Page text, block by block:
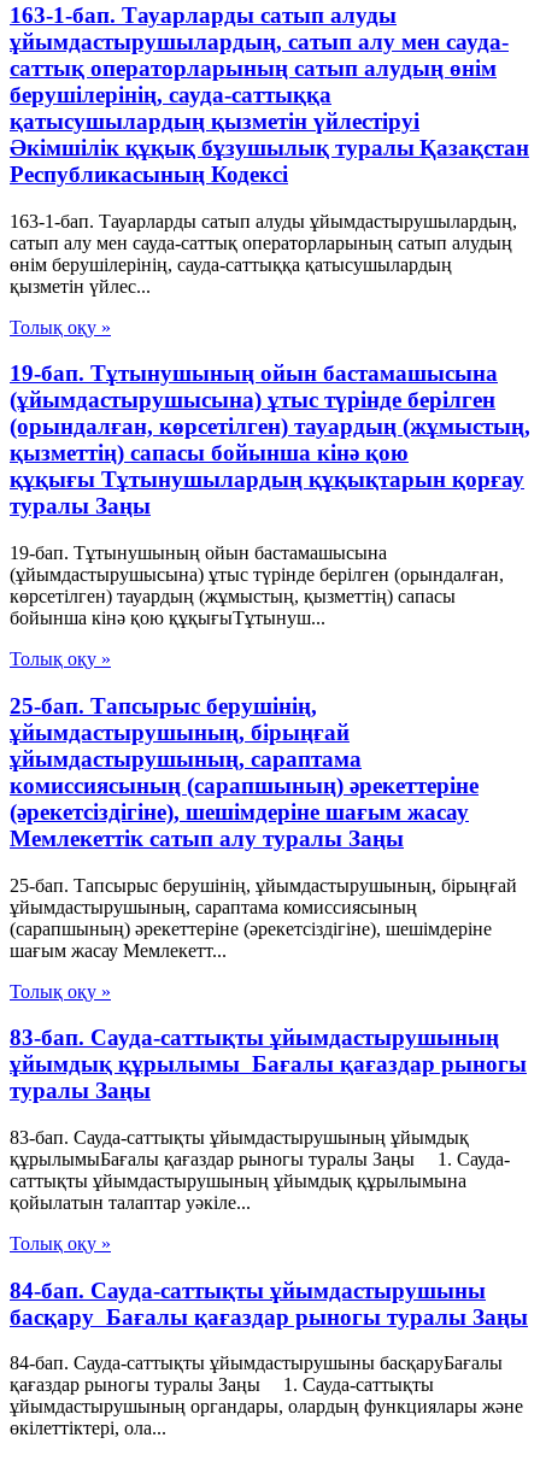
163-1-бап. Тауарларды сатып алуды
ұйымдастырушылардың, сатып алу мен сауда-
саттық операторларының сатып алудың өнім
берушілерінің, сауда-саттыққа
қатысушылардың қызметін үйлестіруі
Әкімшілік құқық бұзушылық туралы Қазақстан
Республикасының Кодексі
163-1-бап. Тауарларды сатып алуды ұйымдастырушылардың,
сатып алу мен сауда-саттық операторларының сатып алудың
өнім берушілерінің, сауда-саттыққа қатысушылардың
қызметін үйлес...
Толық оқу »
19-бап. Тұтынушының ойын бастамашысына
(ұйымдастырушысына) ұтыс түрінде берілген
(орындалған, көрсетілген) тауардың (жұмыстың,
қызметтің) сапасы бойынша кінә қою
құқығы Тұтынушылардың құқықтарын қорғау
туралы Заңы
19-бап. Тұтынушының ойын бастамашысына
(ұйымдастырушысына) ұтыс түрінде берілген (орындалған,
көрсетілген) тауардың (жұмыстың, қызметтің) сапасы
бойынша кінә қою құқығыТұтынуш...
Толық оқу »
25-бап. Тапсырыс берушінің,
ұйымдастырушының, бірыңғай
ұйымдастырушының, сараптама
комиссиясының (сарапшының) әрекеттеріне
(әрекетсіздігіне), шешімдеріне шағым жасау
Мемлекеттiк сатып алу туралы Заңы
25-бап. Тапсырыс берушінің, ұйымдастырушының, бірыңғай
ұйымдастырушының, сараптама комиссиясының
(сарапшының) әрекеттеріне (әрекетсіздігіне), шешімдеріне
шағым жасау Мемлекетт...
Толық оқу »
83-бап. Сауда-саттықты ұйымдастырушының
ұйымдық құрылымы Бағалы қағаздар рыногы
туралы Заңы
83-бап. Сауда-саттықты ұйымдастырушының ұйымдық
құрылымыБағалы қағаздар рыногы туралы Заңы 1. Сауда-
саттықты ұйымдастырушының ұйымдық құрылымына
қойылатын талаптар уәкiле...
Толық оқу »
84-бап. Сауда-саттықты ұйымдастырушыны
басқару Бағалы қағаздар рыногы туралы Заңы
84-бап. Сауда-саттықты ұйымдастырушыны басқаруБағалы
қағаздар рыногы туралы Заңы 1. Сауда-саттықты
ұйымдастырушының органдары, олардың функциялары және
өкілеттіктері, ола...